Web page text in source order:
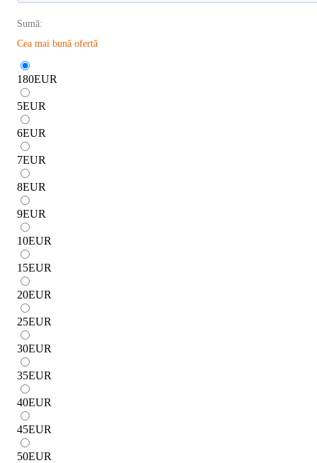
Sumă:
Cea mai bună ofertă
180EUR
5EUR
6EUR
7EUR
8EUR
9EUR
10EUR
15EUR
20EUR
25EUR
30EUR
35EUR
40EUR
45EUR
50EUR